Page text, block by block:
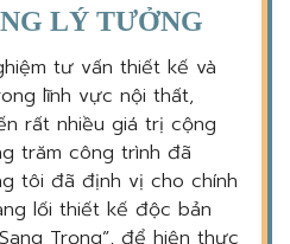
LÝ TƯỞNG
tư vấn thiết kế và
lĩnh vực nội thất,
rất nhiều giá trị cộng
trăm công trình đã
tôi đã định vị cho chính
lối thiết kế độc bản
Trọng”, để hiện thực